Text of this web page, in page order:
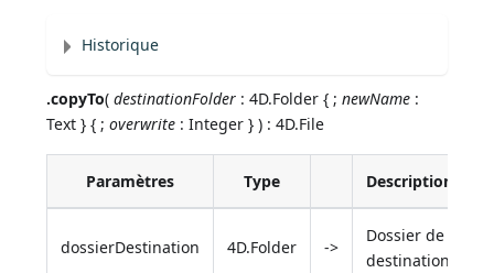
Historique
.copyTo(destinationFolder : 4D.Folder { ;newName :
Text } { ;overwrite : Integer } ) : 4D.File
Paramètres Type Description
dossierDestination 4D.Folder ->
Dossier de
destination